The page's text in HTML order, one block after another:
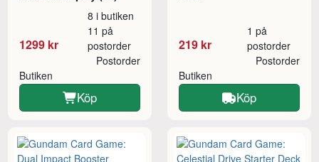
1299 kr
8 i butiken
11 på
postorder
Butiken
Postorder
Köp
219 kr
1 på
postorder
Butiken
Postorder
Köp